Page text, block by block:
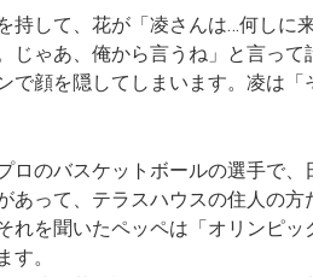
持して、花が 「凌さんは…何しに
じゃあ、俺から言うね」 と言って
で顔を隠してしまいます。凌は
ロのバスケットボールの選手で
あって、テラスハウスの住人の
れを聞いたペッペは 「オリンピ
す。